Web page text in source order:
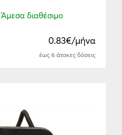
Άμεσα διαθέσιμο
0.83€/μήνα
έως 6 άτοκες δόσεις